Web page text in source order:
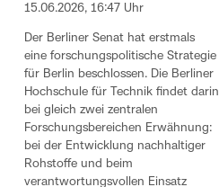
15.06.2026, 16:47 Uhr
Der Berliner Senat hat erstmals
eine forschungspolitische Strategie
für Berlin beschlossen. Die Berliner
Hochschule für Technik findet darin
bei gleich zwei zentralen
Forschungsbereichen Erwähnung:
bei der Entwicklung nachhaltiger
Rohstoffe und beim
verantwortungsvollen Einsatz